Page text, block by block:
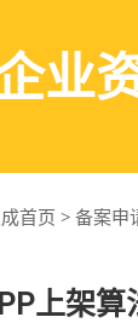
业
首页 > 备案申
上架算